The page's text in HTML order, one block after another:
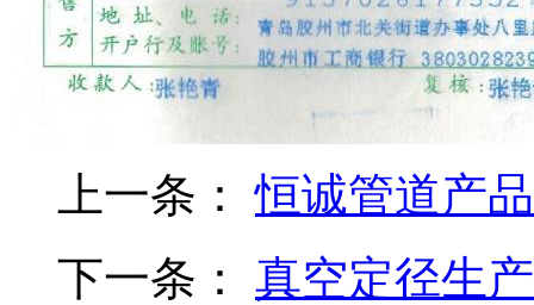
上一条：恒诚管道产
下一条： 真空定径生